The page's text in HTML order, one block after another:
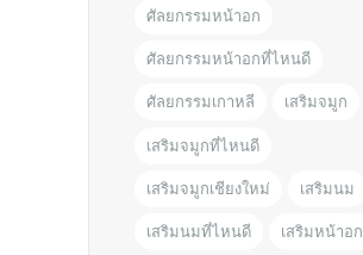
ศัลยกรรมหน้าอก
ศัลยกรรมหน้าอกที่ไหนดี
ศัลยกรรมเกาหลี เสริมจมูก
เสริมจมูกที่ไหนดี
เสริมจมูกเชียงใหม่ เสริมนม
เสริมนมที่ไหนดี เสริมหน้าอก